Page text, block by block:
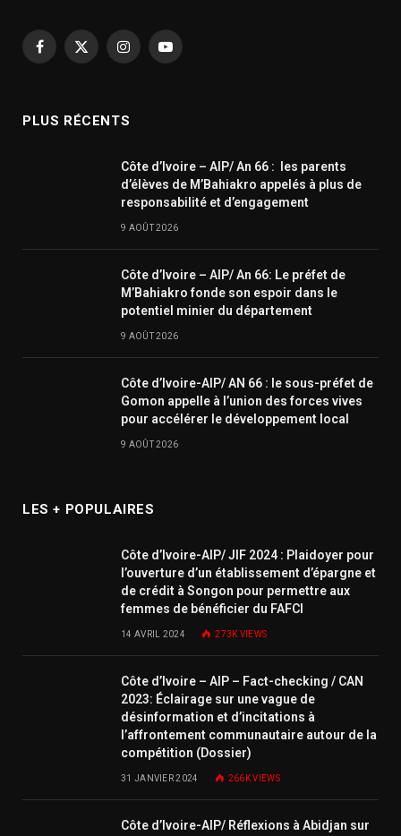
Facebook
X
InstagramYouTube
PLUS RÉCENTS
Côte d’Ivoire – AIP/ An 66 : les parents
d’élèves de M’Bahiakro appelés à plus de
responsabilité et d’engagement
9 AOÛT 2026
Côte d’Ivoire – AIP/ An 66: Le préfet de
M’Bahiakro fonde son espoir dans le
potentiel minier du département
9 AOÛT 2026
Côte d’Ivoire-AIP/ AN 66 : le sous-préfet de
Gomon appelle à l’union des forces vives
pour accélérer le développement local
9 AOÛT 2026
LES + POPULAIRES
Côte d’Ivoire-AIP/ JIF 2024 : Plaidoyer pour
l’ouverture d’un établissement d’épargne et
de crédit à Songon pour permettre aux
femmes de bénéficier du FAFCI
14 AVRIL 2024 273K VIEWS
Côte d’Ivoire – AIP – Fact-checking / CAN
2023: Éclairage sur une vague de
désinformation et d’incitations à
l’affrontement communautaire autour de la
compétition (Dossier)
31 JANVIER 2024 266KVIEWS
Côte d’Ivoire-AIP/ Réflexions à Abidjan sur